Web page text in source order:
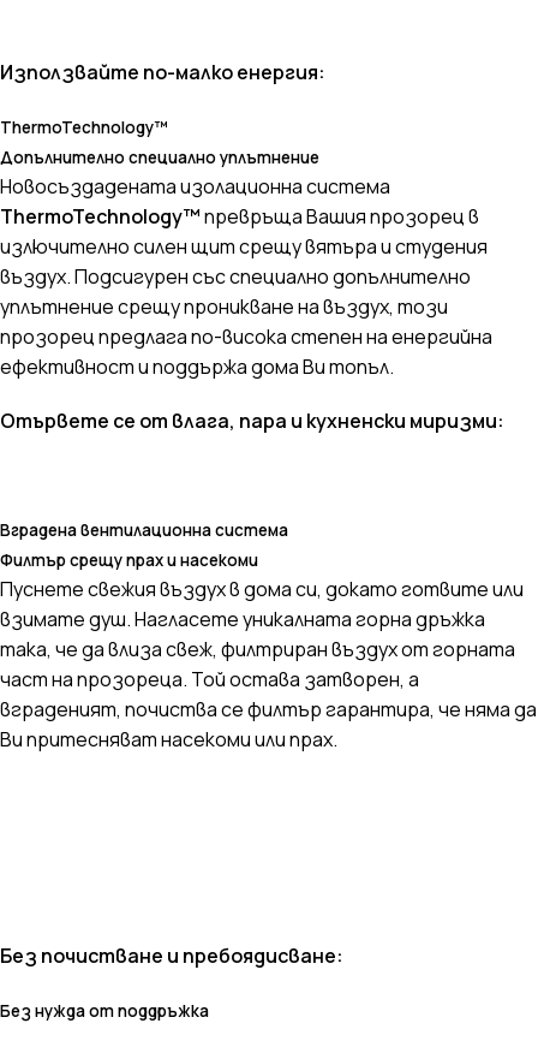
Използвайте по-малко енергия:
ThermoTechnology™
Допълнително специално уплътнение
Новосъздадената изолационна система
ThermoTechnology™превръща Вашия прозорец в
излючително силен щит срещу вятъра и студения
въздух. Подсигурен със специално допълнително
уплътнение срещу проникване на въздух, този
прозорец предлага по-висока степен на енергийна
ефективност и поддържа дома Ви топъл.
Отървете се от влага, пара и кухненски миризми:
Вградена вентилационна система
Филтър срещу прах и насекоми
Пуснете свежия въздух в дома си, докато готвите или
взимате душ. Нагласете уникалната горна дръжка
така, че да влиза свеж, филтриран въздух от горната
част на прозореца. Той остава затворен, а
вграденият, почиства се филтър гарантира, че няма да
Ви притесняват насекоми или прах.
Без почистване и пребоядисване:
Без нужда от поддръжка